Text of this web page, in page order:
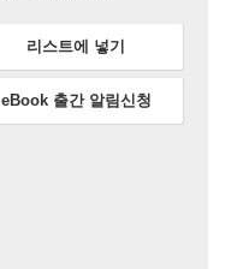
리스트에 넣기
eBook 출간 알림신청